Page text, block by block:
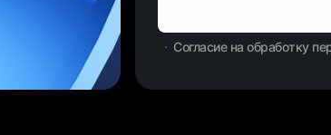
Согласие на обработку